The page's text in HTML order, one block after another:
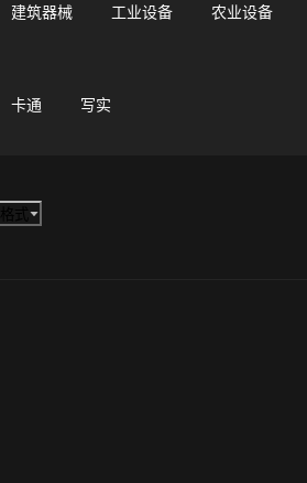
建筑器械 工业设备 农业设备
卡通 写实